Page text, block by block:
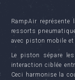
RampAir représente
ressorts
avec piston mobile
Le piston sépare
interaction ciblée
Ceci harmonise la